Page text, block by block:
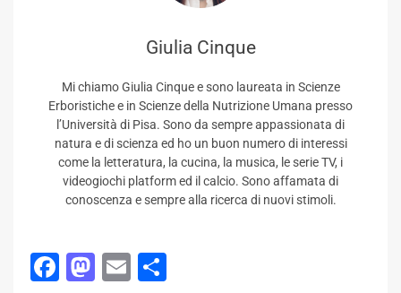
Giulia Cinque
Mi chiamo Giulia Cinque e sono laureata in Scienze
Erboristiche e in Scienze della Nutrizione Umana presso
l’Università di Pisa. Sono da sempre appassionata di
natura e di scienza ed ho un buon numero di interessi
come la letteratura, la cucina, la musica, le serie TV, i
videogiochi platform ed il calcio. Sono affamata di
conoscenza e sempre alla ricerca di nuovi stimoli.
Facebook
Mastodon
Email